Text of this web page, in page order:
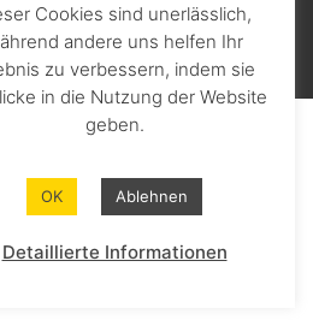
SOLUTIONS GmbH
Cookies sind unerlässlich,
andere uns helfen Ihr
zu verbessern, indem sie
in die Nutzung der Website
geben.
OK Ablehnen
Detaillierte Informationen